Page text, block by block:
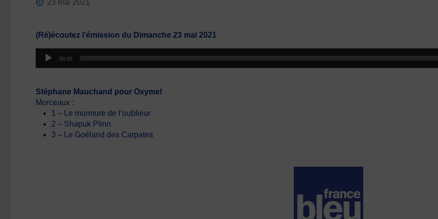
23 mai 2021
(Ré)écoutez l’émission du Dimanche 23 mai 2021
Lecteur
audio
00:00
Stéphane Mauchand pour Oxymel
Morceaux :
1 – Le murmure de l’oublieur
2 – Shapuk Plinn
3 – Le Goéland des Carpates